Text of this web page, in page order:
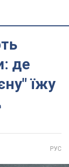
де
їжу
РУС